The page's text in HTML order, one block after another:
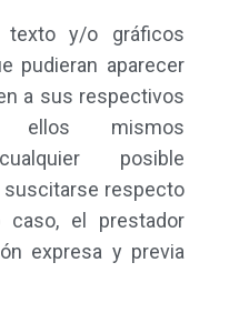
texto y/o gráficos
pudieran aparecer
a sus respectivos
ellos mismos
posible
respecto
el prestador
expresa y previa